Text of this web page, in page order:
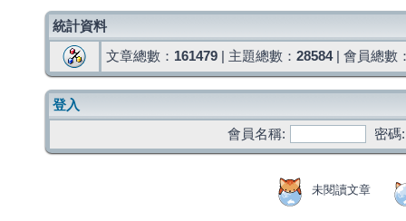
統計資料
文章總數： 161479 | 主題總數： 28584| 會員總數
登入
會員名稱:
密碼:
未閱讀文章